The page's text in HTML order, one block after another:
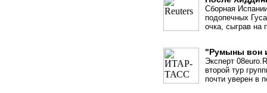
Сборная
подопечных
очка, сыграв на
"Румыны вон
Эксперт
второй тур
почти уверен в